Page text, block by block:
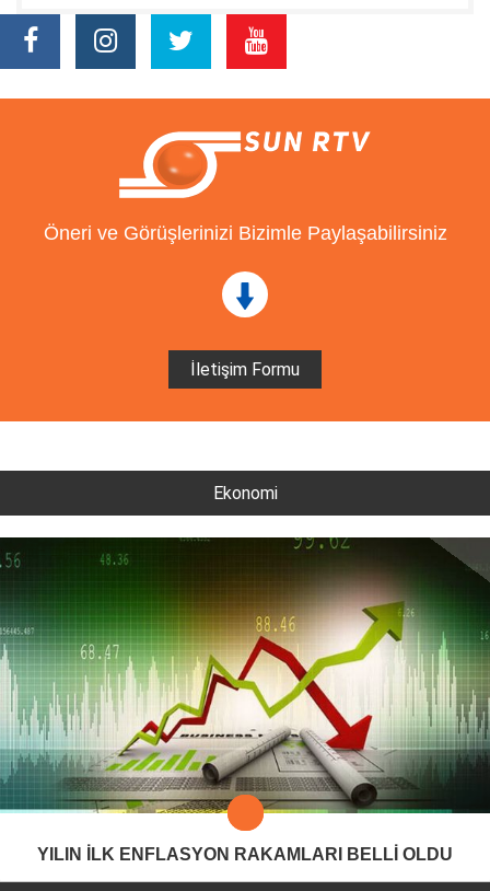
Öneri ve Görüşlerinizi Bizimle Paylaşabilirsiniz
İletişim Formu
Ekonomi
YILIN İLK ENFLASYON RAKAMLARI BELLİ OLDU